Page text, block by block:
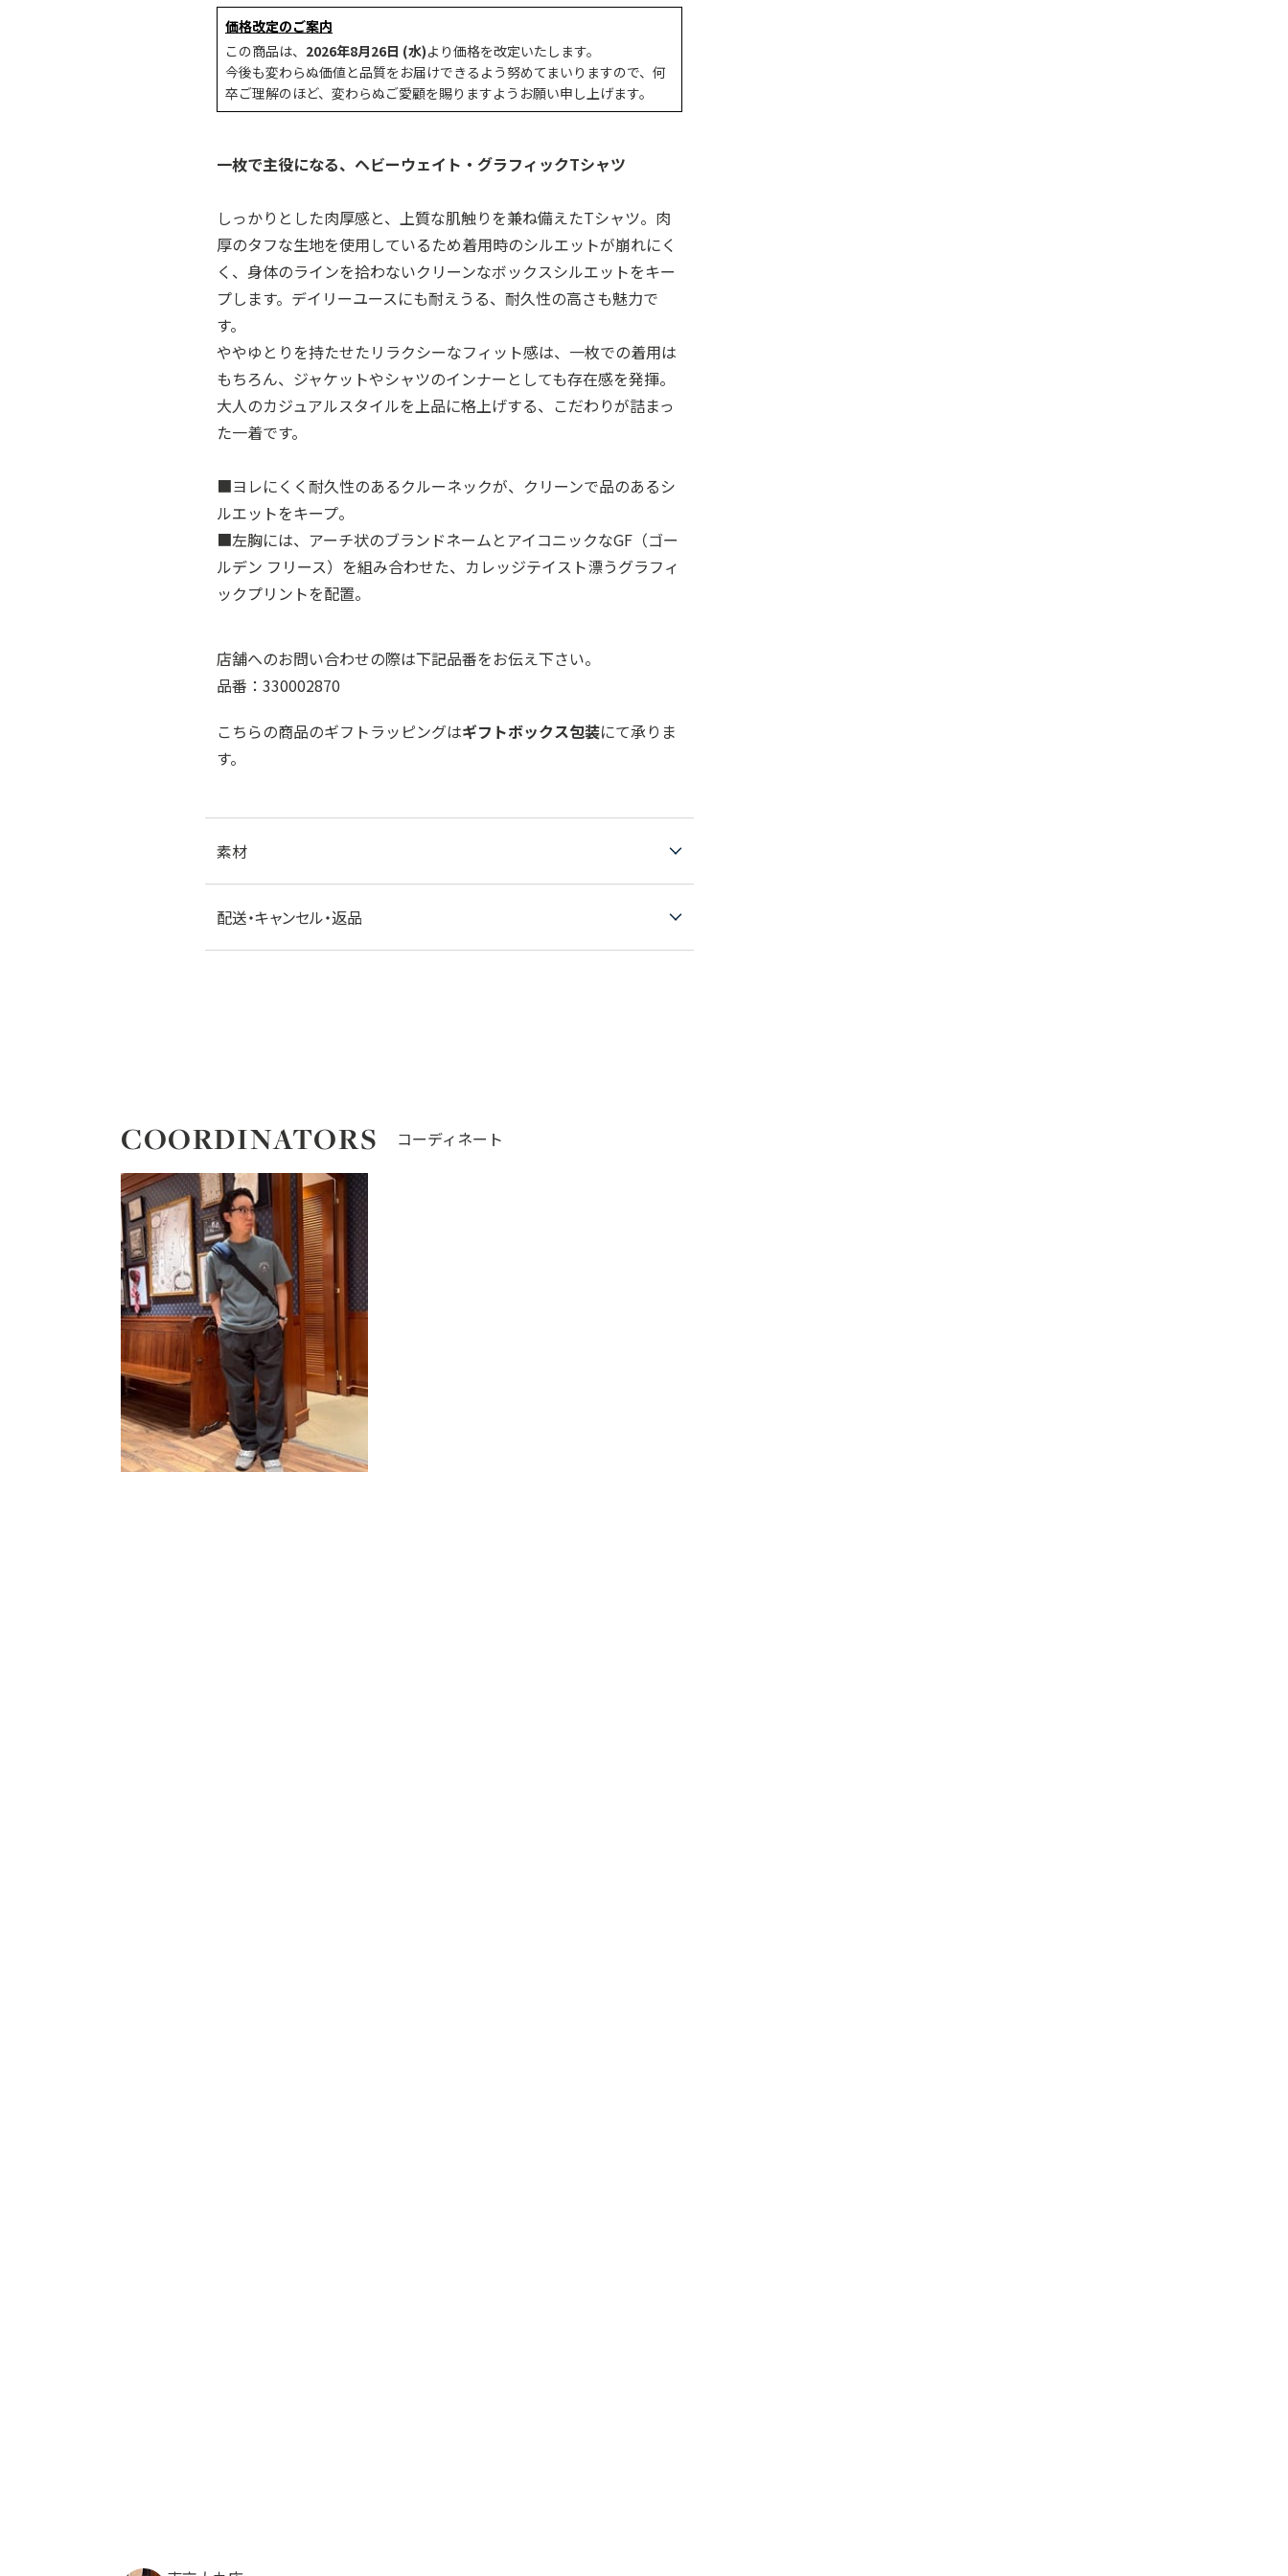
価格改定のご案内
この商品は、 2026年8月26日 (水)より価格を改定いたします。
今後も変わらぬ価値と品質をお届けできるよう努めてまいりますので、何
卒ご理解のほど、変わらぬご愛顧を賜りますようお願い申し上げます。
一枚で主役になる、ヘビーウェイト・グラフィックTシャツ
しっかりとした肉厚感と、上質な肌触りを兼ね備えたTシャツ。肉
厚のタフな生地を使用しているため着用時のシルエットが崩れにく
く、身体のラインを拾わないクリーンなボックスシルエットをキー
プします。デイリーユースにも耐えうる、耐久性の高さも魅力で
す。
ややゆとりを持たせたリラクシーなフィット感は、一枚での着用は
もちろん、ジャケットやシャツのインナーとしても存在感を発揮。
大人のカジュアルスタイルを上品に格上げする、こだわりが詰まっ
た一着です。
■ヨレにくく耐久性のあるクルーネックが、クリーンで品のあるシ
ルエットをキープ。
■左胸には、アーチ状のブランドネームとアイコニックなGF（ゴー
ルデン フリース）を組み合わせた、カレッジテイスト漂うグラフィ
ックプリントを配置。
店舗へのお問い合わせの際は下記品番をお伝え下さい。
品番：330002870
こちらの商品のギフトラッピングはギフトボックス包装にて承りま
す。
素材
配送・キャンセル・返品
COORDINATORS コーディネート